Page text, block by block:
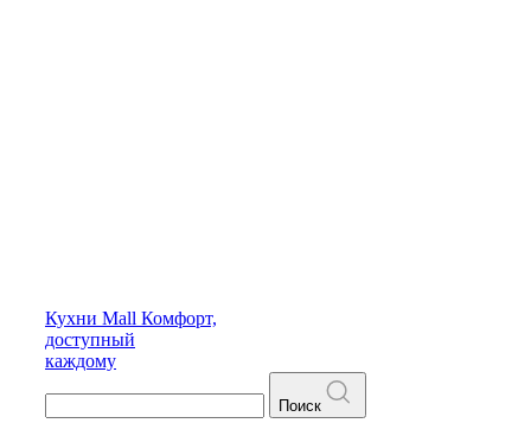
Кухни Mall Комфорт,
доступный
каждому
Поиск